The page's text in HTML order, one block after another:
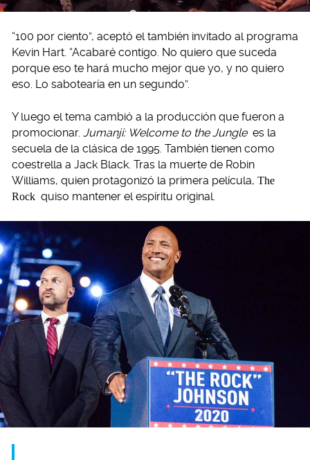
“100 por ciento”, aceptó el también invitado al programa
Kevin Hart. “Acabaré contigo. No quiero que suceda
porque eso te hará mucho mejor que yo, y no quiero
eso. Lo sabotearía en un segundo”.
Y luego el tema cambió a la producción que fueron a
promocionar. Jumanji: Welcome to the Jungle es la
secuela de la clásica de 1995. También tienen como
coestrella a Jack Black. Tras la muerte de Robin
Williams, quien protagonizó la primera película, The
Rock quiso mantener el espíritu original.